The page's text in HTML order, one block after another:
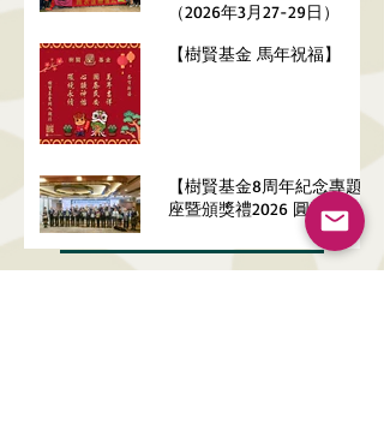
（2026年3月27-29日）
【樹賢基金 馬年祝福】
【樹賢基金8周年紀念專題講
座暨頒獎禮2026 圓滿舉行】